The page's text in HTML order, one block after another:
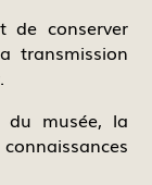
de conserver
transmission
du musée, la